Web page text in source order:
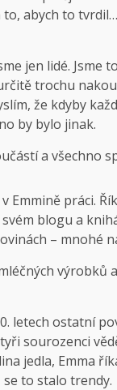
abych to
jen lidé. Jsme
trochu
že kdyby
by bylo jinak.
a všechno
práci.
blogu a
– mnohé
výrobků
letech ostatní
sourozenci
jedla, Emma
to stalo trendy.